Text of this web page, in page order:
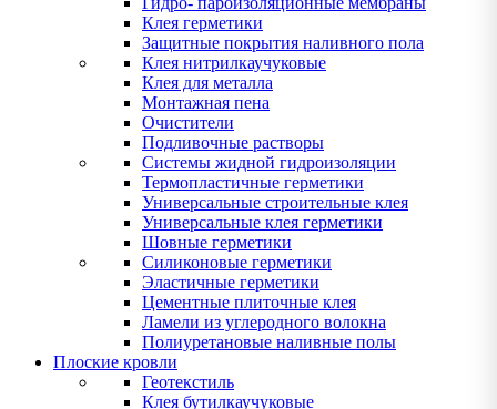
Клея герметики
Защитные покрытия наливного пола
Клея нитрилкаучуковые
Клея для металла
Монтажная пена
Очистители
Подливочные растворы
Системы жидной гидроизоляции
Термопластичные герметики
Универсальные строительные клея
Универсальные клея герметики
Шовные герметики
Силиконовые герметики
Эластичные герметики
Цементные плиточные клея
Ламели из углеродного волокна
Полиуретановые наливные полы
Плоские кровли
Геотекстиль
Клея бутилкаучуковые